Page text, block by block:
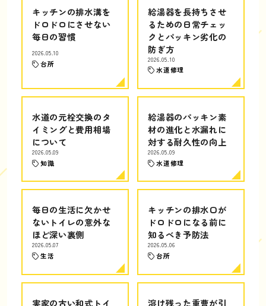
キッチンの排水溝を
ドロドロにさせない
毎日の習慣
2026.05.10
台所
給湯器を長持ちさせ
るための日常チェッ
クとパッキン劣化の
防ぎ方
2026.05.10
水道修理
水道の元栓交換のタ
イミングと費用相場
について
2026.05.09
知識
給湯器のパッキン素
材の進化と水漏れに
対する耐久性の向上
2026.05.09
水道修理
毎日の生活に欠かせ
ないトイレの意外な
ほど深い裏側
2026.05.07
生活
キッチンの排水口が
ドロドロになる前に
知るべき予防法
2026.05.06
台所
実家の古い和式トイ
溶け残った重曹が引